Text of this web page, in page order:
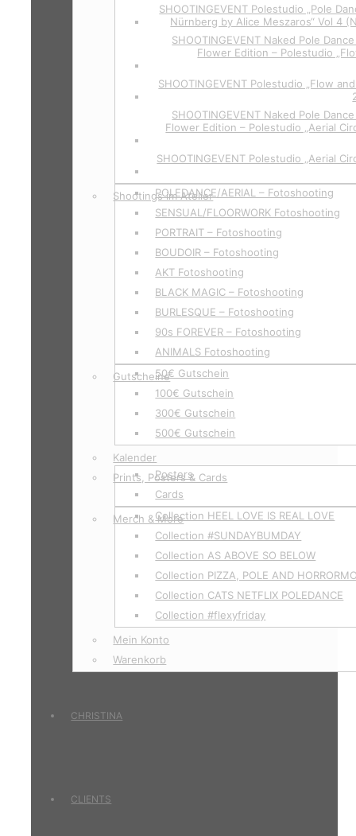
SHOOTINGEVENT Polestudio „Pole
Nürnberg by Alice Meszaros“ Vol 4
SHOOTINGEVENT Naked Pole
Flower Edition – Polestudio
SHOOTINGEVENT Polestudio „Flow
SHOOTINGEVENT Naked Pole
Flower Edition – Polestudio „Aerial
SHOOTINGEVENT Polestudio „Aerial
Shootings im Atelier
POLEDANCE/AERIAL – Fotoshooting
SENSUAL/FLOORWORK Fotoshooting
PORTRAIT – Fotoshooting
BOUDOIR – Fotoshooting
AKT Fotoshooting
BLACK MAGIC – Fotoshooting
BURLESQUE – Fotoshooting
90s FOREVER – Fotoshooting
ANIMALS Fotoshooting
Gutscheine50€ Gutschein
100€ Gutschein
300€ Gutschein
500€ Gutschein
Kalender
Prints, Posters & Cards
Posters
Cards
Merch & MoreCollection HEEL LOVE IS REAL LOVE
Collection #SUNDAYBUMDAY
Collection AS ABOVE SO BELOW
Collection PIZZA, POLE AND
Collection CATS NETFLIX POLEDANCE
Collection #flexyfriday
Mein Konto
Warenkorb
CHRISTINA
CLIENTS